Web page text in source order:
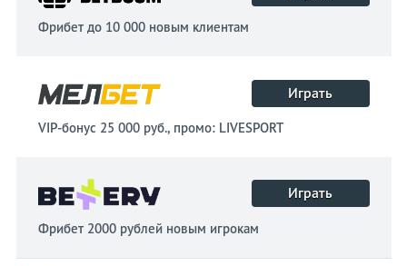
Фрибет до 10 000 новым клиентам
Играть
VIP-бонус 25 000 руб., промо: LIVESPORT
Играть
Фрибет 2000 рублей новым игрокам